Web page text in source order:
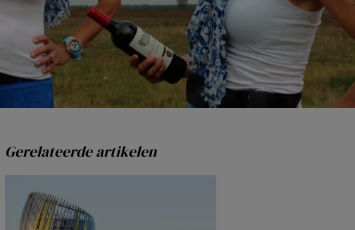
Gerelateerde artikelen